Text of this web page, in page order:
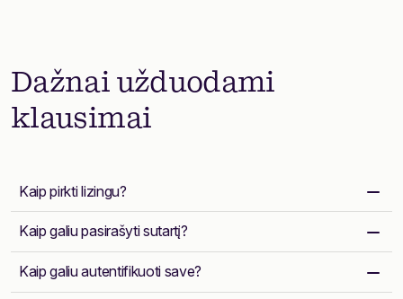
Dažnai užduodami
klausimai
Kaip pirkti lizingu?
Kaip galiu pasirašyti sutartį?
Kaip galiu autentifikuoti save?